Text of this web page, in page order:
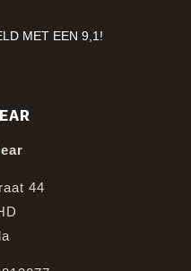
MET EEN 9,1!
44